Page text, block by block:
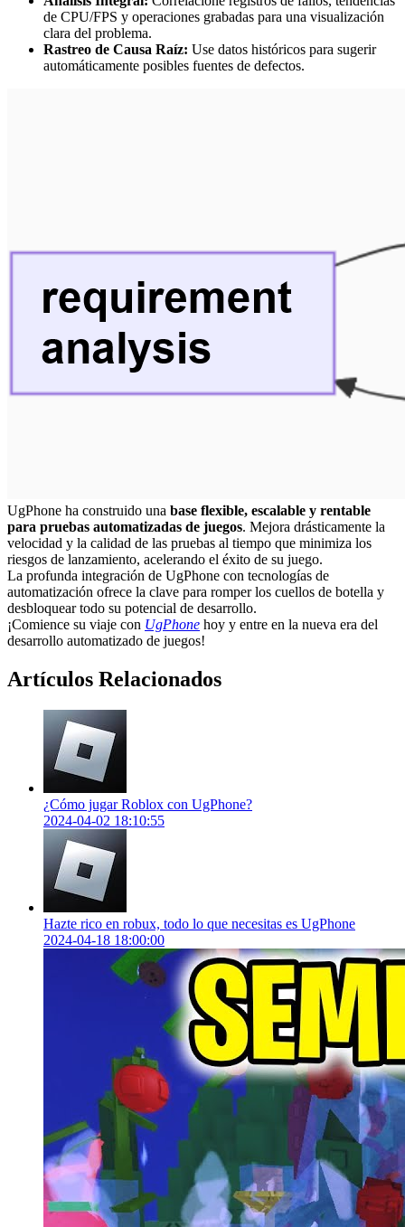
de CPU/FPS y operaciones grabadas para una visualización
clara del problema.
Rastreo de Causa Raíz: Use datos históricos para sugerir
automáticamente posibles fuentes de defectos.
UgPhone ha construido una base flexible, escalable y rentable
para pruebas automatizadas de juegos. Mejora drásticamente la
velocidad y la calidad de las pruebas al tiempo que minimiza los
riesgos de lanzamiento, acelerando el éxito de su juego.
La profunda integración de UgPhone con tecnologías de
automatización ofrece la clave para romper los cuellos de botella y
desbloquear todo su potencial de desarrollo.
¡Comience su viaje con UgPhone hoy y entre en la nueva era del
desarrollo automatizado de juegos!
Artículos Relacionados
¿Cómo jugar Roblox con UgPhone?
2024-04-02 18:10:55
Hazte rico en robux, todo lo que necesitas es UgPhone
2024-04-18 18:00:00